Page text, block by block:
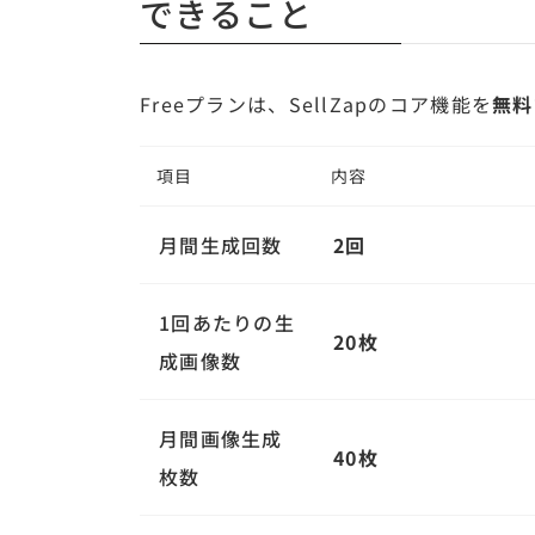
できること
Freeプランは、SellZapのコア機能を無
項目 内容
月間生成回数 2回
1回あたりの生
成画像数
20枚
月間画像生成
枚数
40枚